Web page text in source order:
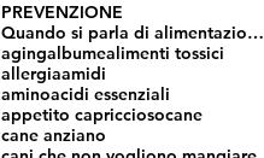
PREVENZIONE
Quando si parla di alimentazione si leggono e si s
agingalbumealimenti tossici
allergiaamidi
aminoacidi essenziali
appetito capricciosocane
cane anziano